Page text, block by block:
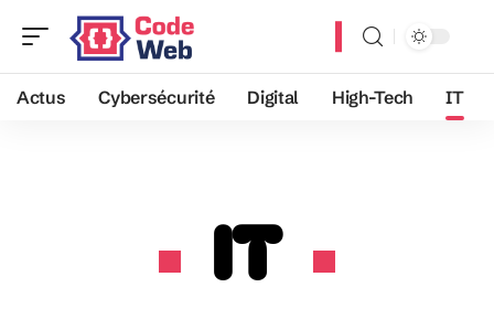
Actus Cybersécurité Digital High-Tech IT
IT